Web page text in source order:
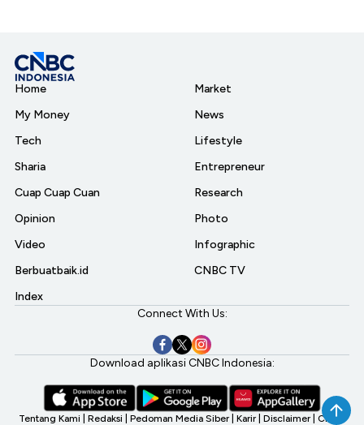
Home
My Money
Tech
Sharia
Cuap Cuap Cuan
Opinion
Video
Berbuatbaik.id
Index
Market
News
Lifestyle
Entrepreneur
Research
Photo
Infographic
CNBC TV
Connect With Us:
Download aplikasi CNBC Indonesia:
Tentang Kami Redaksi Pedoman Media Siber Karir Disclaimer CNBC